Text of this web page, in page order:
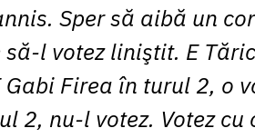
Sper să aibă un
să-l votez liniştit. E
Firea în turul 2, o
2, nu-l votez. Votez